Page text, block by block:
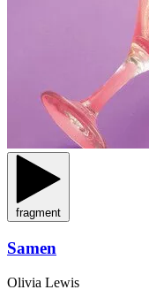
fragment
Samen
Olivia Lewis